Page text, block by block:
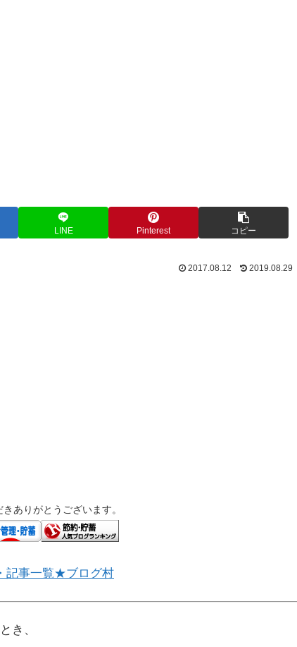
LINE Pinterest コピー
2017.08.12 2019.08.29
ありがとうございます。
記事一覧★ブログ村
き、